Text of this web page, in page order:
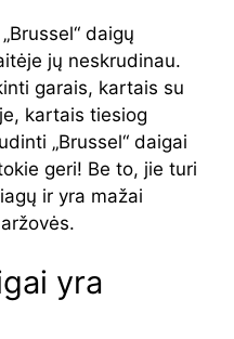
daigų
jų neskrudinau.
garais, kartais su
kartais tiesiog
„Brussel“ daigai
geri! Be to, jie turi
ir yra mažai
yra